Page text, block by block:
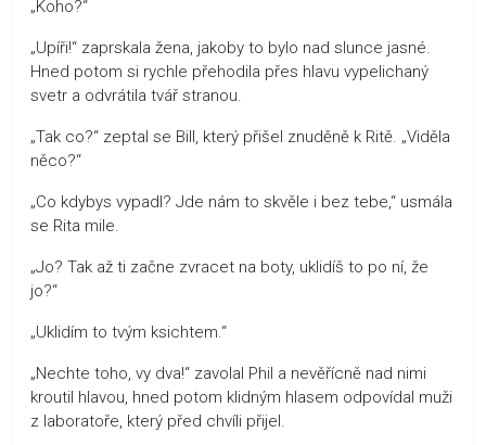
„Koho?“
„Upíři!“ zaprskala žena, jakoby to bylo nad slunce jasné.
Hned potom si rychle přehodila přes hlavu vypelichaný
svetr a odvrátila tvář stranou.
„Tak co?“ zeptal se Bill, který přišel znuděně k Ritě. „Viděla
něco?“
„Co kdybys vypadl? Jde nám to skvěle i bez tebe,“ usmála
se Rita mile.
„Jo? Tak až ti začne zvracet na boty, uklidíš to po ní, že
jo?“
„Uklidím to tvým ksichtem.“
„Nechte toho, vy dva!“ zavolal Phil a nevěřícně nad nimi
kroutil hlavou, hned potom klidným hlasem odpovídal muži
z laboratoře, který před chvíli přijel.